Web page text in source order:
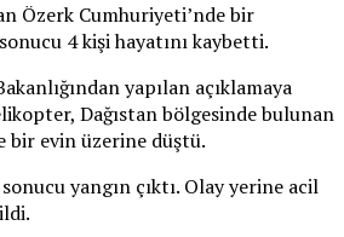
Özerk Cumhuriyeti’nde bir
4 kişi hayatını kaybetti.
yapılan açıklamaya
Dağıstan bölgesinde bulunan
bir evin üzerine düştü.
yangın çıktı. Olay yerine acil